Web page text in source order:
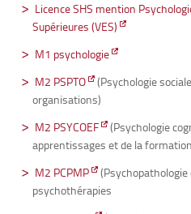
Licence SHS mention
Supérieures (VES)
M1 psychologie
M2 PSPTO
(Psychologie
organisations)
M2 PSYCOEF
(Psychologie
apprentissages et de la
M2 PCPMP
psychothérapies